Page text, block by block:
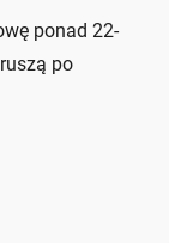
ponad 22-
po